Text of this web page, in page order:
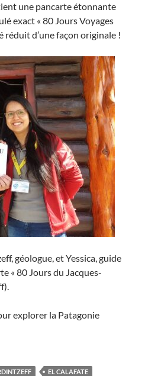
une pancarte étonnante
exact « 80 Jours Voyages
réduit d’une façon originale !
géologue, et Yessica, guide
« 80 Jours du Jacques-
explorer la Patagonie
EL CALAFATE